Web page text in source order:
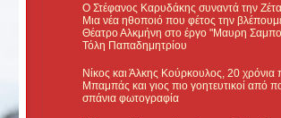
Ο Στέφανος Καρυδάκης συναντά την Ζέτα
Μια νέα ηθοποιό που φέτος την
Θέατρο Αλκμήνη στο έργο "Μαυρη
Τόλη Παπαδημητρίου
Νίκος και Άλκης Κούρκουλος, 20 χρόνια
Μπαμπάς και γιος πιο γοητευτικοί από
σπάνια φωτογραφία